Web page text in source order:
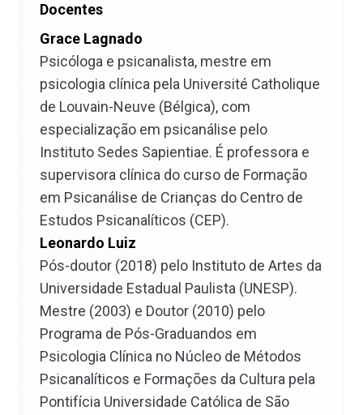
Docentes
Grace Lagnado
Psicóloga e psicanalista, mestre em
psicologia clínica pela Université Catholique
de Louvain-Neuve (Bélgica), com
especialização em psicanálise pelo
Instituto Sedes Sapientiae. É professora e
supervisora clínica do curso de Formação
em Psicanálise de Crianças do Centro de
Estudos Psicanalíticos (CEP).
Leonardo Luiz
Pós-doutor (2018) pelo Instituto de Artes da
Universidade Estadual Paulista (UNESP).
Mestre (2003) e Doutor (2010) pelo
Programa de Pós-Graduandos em
Psicologia Clínica no Núcleo de Métodos
Psicanalíticos e Formações da Cultura pela
Pontifícia Universidade Católica de São